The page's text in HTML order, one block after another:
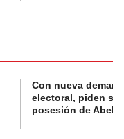
Con nueva
electoral, piden
posesión de